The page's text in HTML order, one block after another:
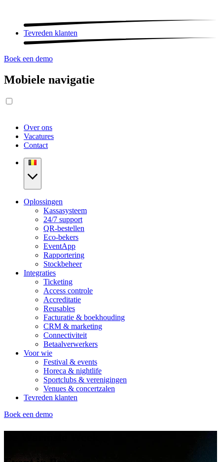
Tevreden klanten
Boek een demo
Mobiele navigatie
Over ons
Vacatures
Contact
Oplossingen
Kassasysteem
24/7 support
QR-bestellen
Eco-bekers
EventApp
Rapportering
Stockbeheer
Integraties
Ticketing
Access controle
Accreditatie
Reusables
Facturatie & boekhouding
CRM & marketing
Connectiviteit
Betaalverwerkers
Voor wie
Festival & events
Horeca & nightlife
Sportclubs & verenigingen
Venues & concertzalen
Tevreden klanten
Boek een demo